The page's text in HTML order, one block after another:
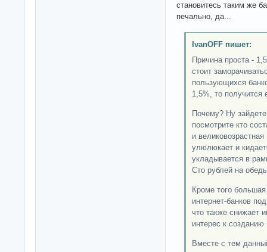
становитесь таким же
печально, да...
IvanOFF пишет:
Причина проста -
стоит
пользующихся
1,5%, то
Почему? Ну
посмотрите кто
и
улюлюкает и
укладывается в
Сто рублей на
Кроме того
интернет-банков
что также снижает
интерес к созданию
Вместе с тем